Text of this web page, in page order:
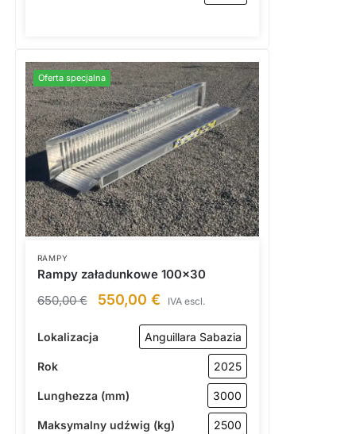
Oferta specjalna
RAMPY
Rampy załadunkowe 100×30
650,00€ 550,00 € IVA escl.
Lokalizacja Anguillara Sabazia
Rok 2025
Lunghezza (mm) 3000
Maksymalny udźwig (kg) 2500